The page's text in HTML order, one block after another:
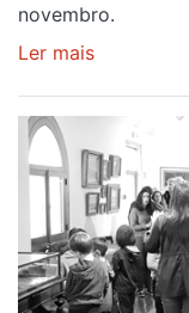
novembro.
Ler mais
mês
de
muitas
atividades
em
família